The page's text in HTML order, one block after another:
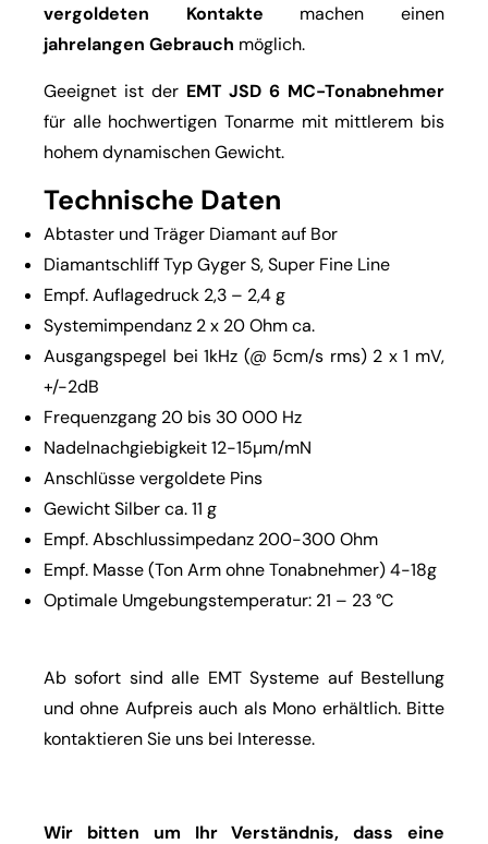
vergoldeten Kontakte machen einen
jahrelangen Gebrauch möglich.
Geeignet ist der EMT JSD 6 MC-Tonabnehmer
für alle hochwertigen Tonarme mit mittlerem bis
hohem dynamischen Gewicht.
Technische Daten
Abtaster und Träger Diamant auf Bor
Diamantschliff Typ Gyger S, Super Fine Line
Empf. Auflagedruck 2,3 – 2,4 g
Systemimpendanz 2 x 20 Ohm ca.
Ausgangspegel bei 1kHz (@ 5cm/s rms) 2 x 1 mV,
+/-2dB
Frequenzgang 20 bis 30 000 Hz
Nadelnachgiebigkeit 12-15µm/mN
Anschlüsse vergoldete Pins
Gewicht Silber ca. 11 g
Empf. Abschlussimpedanz 200-300 Ohm
Empf. Masse (Ton Arm ohne Tonabnehmer) 4-18g
Optimale Umgebungstemperatur: 21 – 23 °C
Ab sofort sind alle EMT Systeme auf Bestellung
und ohne Aufpreis auch als Mono erhältlich. Bitte
kontaktieren Sie uns bei Interesse.
Wir bitten um Ihr Verständnis, dass eine